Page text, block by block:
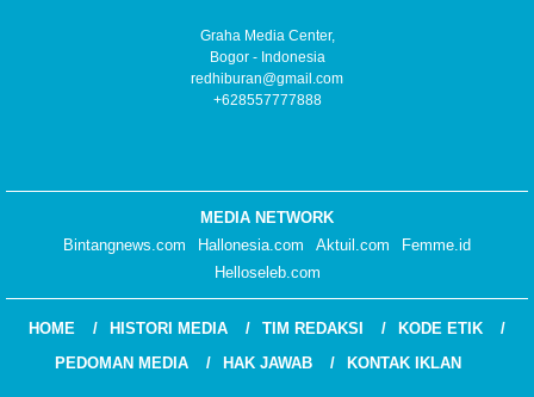
Graha Media Center,
Bogor - Indonesia
redhiburan@gmail.com
+628557777888
MEDIA NETWORK
Bintangnews.com
Hallonesia.com Aktuil.com
Femme.id
Helloseleb.com
HOME HISTORI MEDIA TIM REDAKSI
KODE ETIK
PEDOMAN MEDIA
HAK JAWAB KONTAK IKLAN